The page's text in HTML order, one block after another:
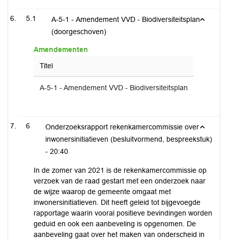
5.1
A-5-1 - Amendement VVD - Biodiversiteitsplan
(doorgeschoven)
Amendementen
Titel
A-5-1 - Amendement VVD - Biodiversiteitsplan
6
Onderzoeksrapport rekenkamercommissie over
inwonersinitiatieven (besluitvormend, bespreekstuk)
- 20:40
In de zomer van 2021 is de rekenkamercommissie op
verzoek van de raad gestart met een onderzoek naar
de wijze waarop de gemeente omgaat met
inwonersinitiatieven. Dit heeft geleid tot bijgevoegde
rapportage waarin vooral positieve bevindingen worden
geduid en ook een aanbeveling is opgenomen. De
aanbeveling gaat over het maken van onderscheid in